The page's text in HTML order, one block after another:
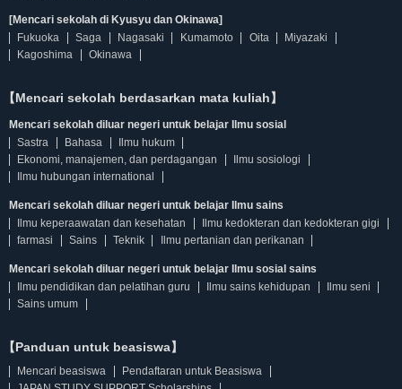
[Mencari sekolah di Kyusyu dan Okinawa]
Fukuoka
Saga Nagasaki Kumamoto Oita
Miyazaki
Kagoshima
Okinawa
【Mencari sekolah berdasarkan mata kuliah】
Mencari sekolah diluar negeri untuk belajar Ilmu sosial
Sastra
Bahasa
Ilmu hukum
Ekonomi, manajemen, dan perdagangan
Ilmu sosiologi
Ilmu hubungan international
Mencari sekolah diluar negeri untuk belajar Ilmu sains
Ilmu keperaawatan dan kesehatan
Ilmu kedokteran dan kedokteran gigi
farmasi
Sains Teknik Ilmu pertanian dan perikanan
Mencari sekolah diluar negeri untuk belajar Ilmu sosial sains
Ilmu pendidikan dan pelatihan guru
Ilmu sains kehidupan
Ilmu seni
Sains umum
【Panduan untuk beasiswa】
Mencari beasiswa
Pendaftaran untuk Beasiswa